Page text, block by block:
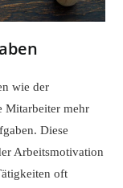
wie der
Mitarbeiter mehr
Diese
Arbeitsmotivation
oft